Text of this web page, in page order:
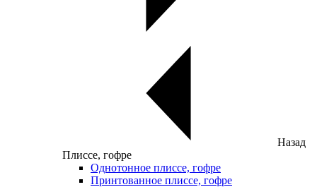
Назад
Плиссе, гофре
Однотонное плиссе, гофре
Принтованное плиссе, гофре